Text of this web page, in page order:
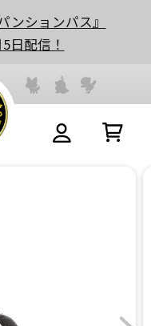
ンションパス』
日配信！